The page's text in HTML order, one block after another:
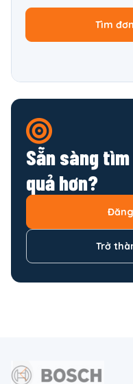
Tìm
Sẵn sàng
quả hơn?
Trở